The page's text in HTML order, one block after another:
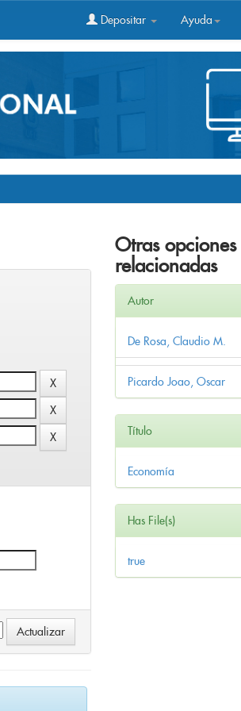
Depositar Ayuda
Otras opciones
relacionadas
Autor
De Rosa, Claudio M.
Picardo Joao, Oscar
Título
Economía
Has File(s)
true